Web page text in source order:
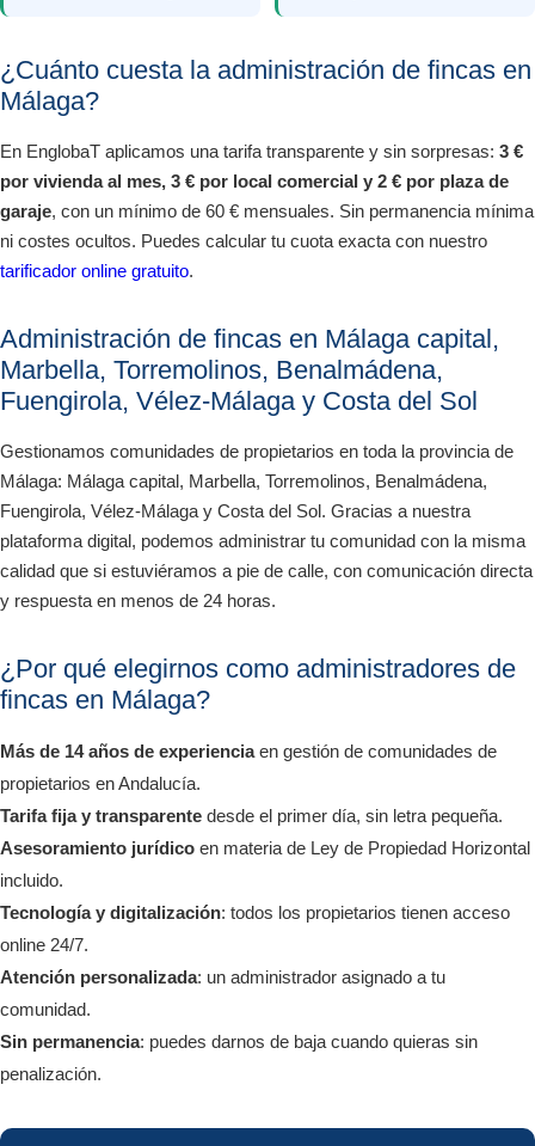
¿Cuánto cuesta la administración de fincas en
Málaga?
En EnglobaT aplicamos una tarifa transparente y sin sorpresas: 3 €
por vivienda al mes, 3 € por local comercial y 2 € por plaza de
garaje, con un mínimo de 60 € mensuales. Sin permanencia mínima
ni costes ocultos. Puedes calcular tu cuota exacta con nuestro
tarificador online gratuito.
Administración de fincas en Málaga capital,
Marbella, Torremolinos, Benalmádena,
Fuengirola, Vélez-Málaga y Costa del Sol
Gestionamos comunidades de propietarios en toda la provincia de
Málaga: Málaga capital, Marbella, Torremolinos, Benalmádena,
Fuengirola, Vélez-Málaga y Costa del Sol. Gracias a nuestra
plataforma digital, podemos administrar tu comunidad con la misma
calidad que si estuviéramos a pie de calle, con comunicación directa
y respuesta en menos de 24 horas.
¿Por qué elegirnos como administradores de
fincas en Málaga?
Más de 14 años de experienciaen gestión de comunidades de
propietarios en Andalucía.
Tarifa fija y transparente desde el primer día, sin letra pequeña.
Asesoramiento jurídico en materia de Ley de Propiedad Horizontal
incluido.
Tecnología y digitalización: todos los propietarios tienen acceso
online 24/7.
Atención personalizada: un administrador asignado a tu
comunidad.
Sin permanencia: puedes darnos de baja cuando quieras sin
penalización.